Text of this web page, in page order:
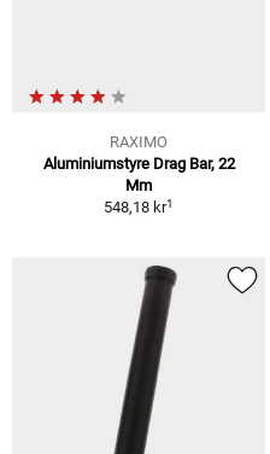
RAXIMO
Aluminiumstyre Drag Bar, 22
Mm
548,18 kr1